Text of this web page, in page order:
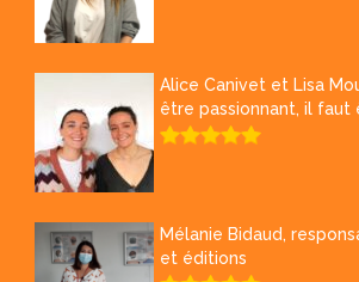
Alice Canivet et Lisa
être passionnant, il faut
Mélanie Bidaud,
et éditions